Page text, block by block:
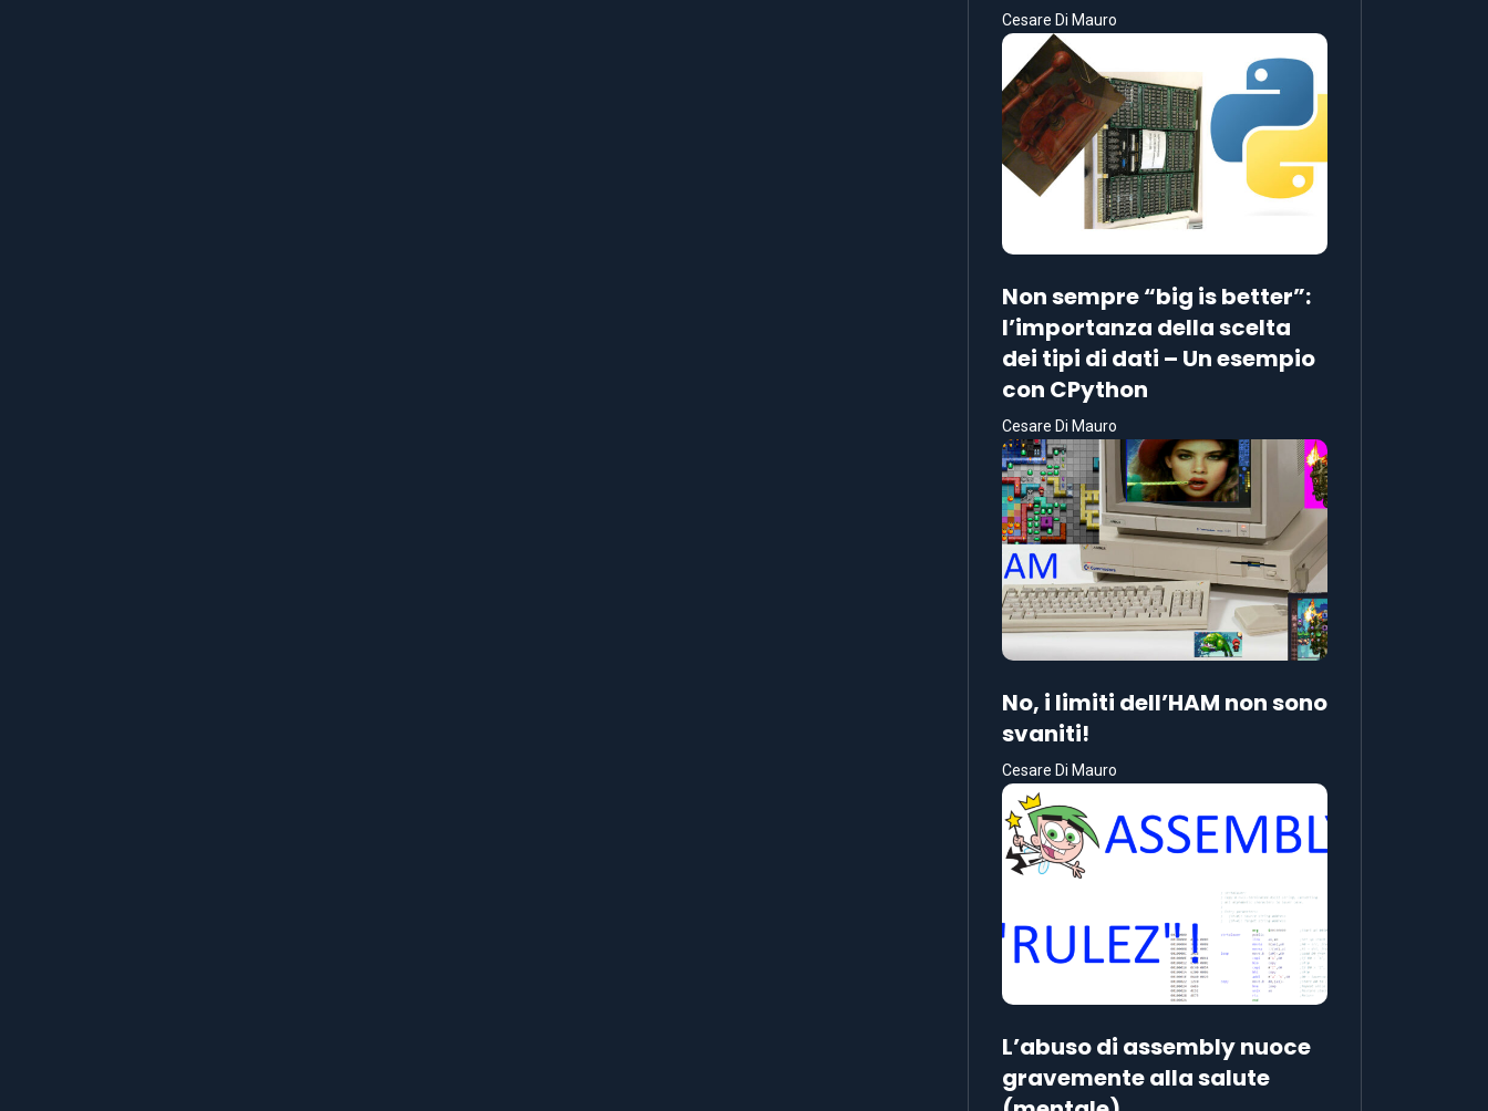
Cesare Di Mauro
Non sempre “big is better”:
l’importanza della scelta
dei tipi di dati – Un esempio
con CPython
Cesare Di Mauro
No, i limiti dell’HAM non sono
svaniti!
Cesare Di Mauro
L’abuso di assembly nuoce
gravemente alla salute